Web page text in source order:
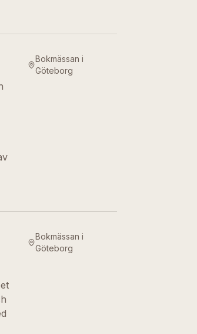
Bokmässan i
Göteborg
Bokmässan i
Göteborg